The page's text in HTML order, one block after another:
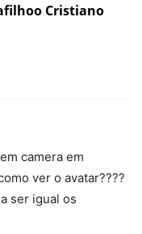
Cristiano
camera em
ver o avatar????
ser igual os